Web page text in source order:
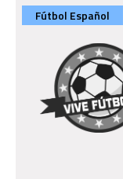
Fútbol Español